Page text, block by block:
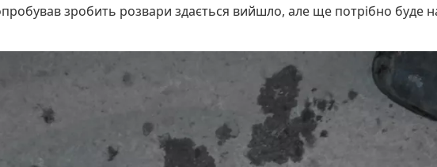
зробить розвари здається вийшло, але ще потрібно буде